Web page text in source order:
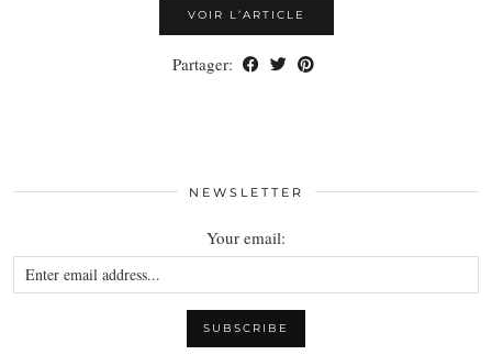
VOIR L’ARTICLE
Partager:
NEWSLETTER
Your email: